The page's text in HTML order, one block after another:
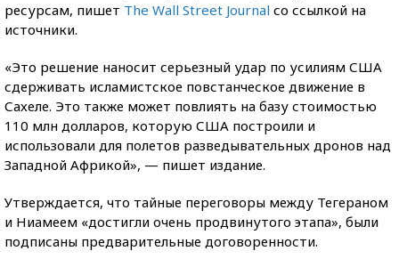
ресурсам, пишет The Wall Street Journal со ссылкой на
источники.
«Это решение наносит серьезный удар по усилиям США
сдерживать исламистское повстанческое движение в
Сахеле. Это также может повлиять на базу стоимостью
110 млн долларов, которую США построили и
использовали для полетов разведывательных дронов над
Западной Африкой», — пишет издание.
Утверждается, что тайные переговоры между Тегераном
и Ниамеем «достигли очень продвинутого этапа», были
подписаны предварительные договоренности.